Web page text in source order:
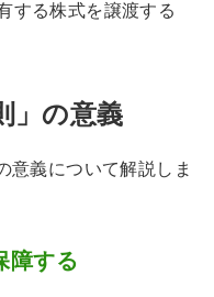
する株式を譲渡する
」の意義
意義について解説しま
障する